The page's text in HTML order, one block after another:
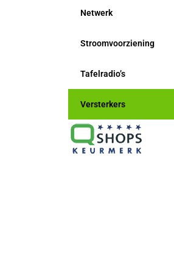
Netwerk
Stroomvoorziening
Tafelradio’s
Versterkers